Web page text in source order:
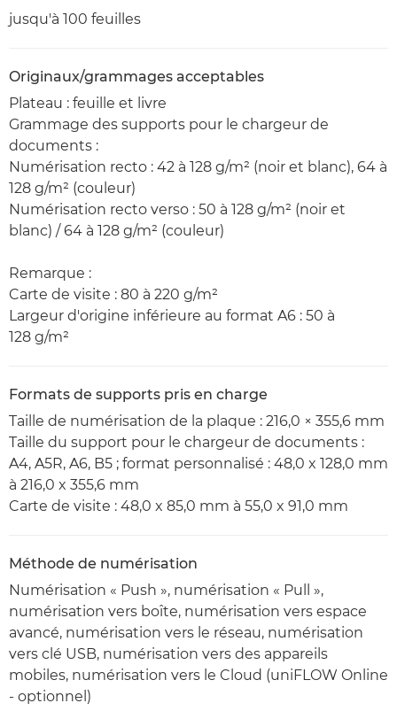
jusqu'à 100 feuilles
Originaux/grammages acceptables
Plateau : feuille et livre
Grammage des supports pour le chargeur de
documents :
Numérisation recto : 42 à 128 g/m² (noir et blanc), 64 à
128 g/m² (couleur)
Numérisation recto verso : 50 à 128 g/m² (noir et
blanc) / 64 à 128 g/m² (couleur)
Remarque :
Carte de visite : 80 à 220 g/m²
Largeur d'origine inférieure au format A6 : 50 à
128 g/m²
Formats de supports pris en charge
Taille de numérisation de la plaque : 216,0 × 355,6 mm
Taille du support pour le chargeur de documents :
A4, A5R, A6, B5 ; format personnalisé : 48,0 x 128,0 mm
à 216,0 x 355,6 mm
Carte de visite : 48,0 x 85,0 mm à 55,0 x 91,0 mm
Méthode de numérisation
Numérisation « Push », numérisation « Pull »,
numérisation vers boîte, numérisation vers espace
avancé, numérisation vers le réseau, numérisation
vers clé USB, numérisation vers des appareils
mobiles, numérisation vers le Cloud (uniFLOW Online
- optionnel)